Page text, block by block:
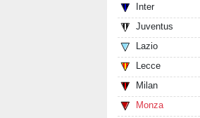
Inter
Juventus
Lazio
Lecce
Milan
Monza